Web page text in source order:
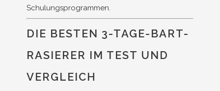
Schulungsprogrammen.
DIE BESTEN 3-TAGE-BART-
RASIERER IM TEST UND
VERGLEICH